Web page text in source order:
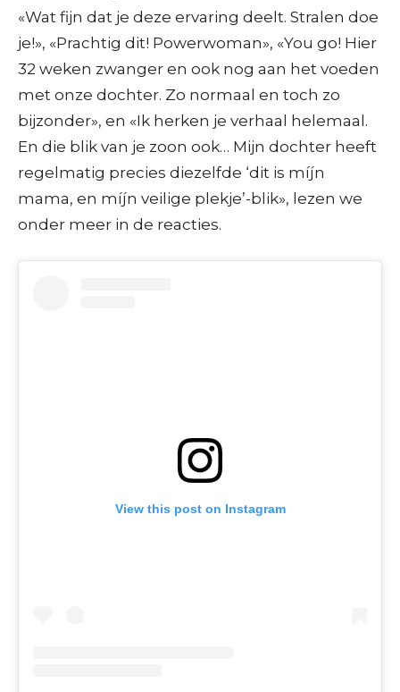
«Wat fijn dat je deze ervaring deelt. Stralen doe
je!», «Prachtig dit! Powerwoman», «You go! Hier
32 weken zwanger en ook nog aan het voeden
met onze dochter. Zo normaal en toch zo
bijzonder», en «Ik herken je verhaal helemaal.
En die blik van je zoon ook… Mijn dochter heeft
regelmatig precies diezelfde ‘dit is míjn
mama, en míjn veilige plekje’-blik», lezen we
onder meer in de reacties.
View this post on Instagram